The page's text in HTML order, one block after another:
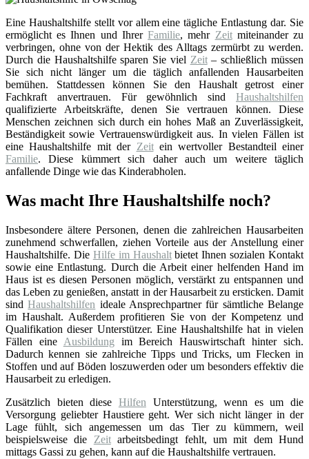
Eine Haushaltshilfe stellt vor allem eine tägliche Entlastung dar. Sie
ermöglicht es Ihnen und IhrerFamilie, mehr Zeitmiteinander zu
verbringen, ohne von der Hektik des Alltags zermürbt zu werden.
Durch die Haushaltshilfe sparen Sie viel Zeit– schließlich müssen
Sie sich nicht länger um die täglich anfallenden Hausarbeiten
bemühen. Stattdessen können Sie den Haushalt getrost einer
Fachkraft anvertrauen. Für gewöhnlich sind Haushaltshilfen
qualifizierte Arbeitskräfte, denen Sie vertrauen können. Diese
Menschen zeichnen sich durch ein hohes Maß an Zuverlässigkeit,
Beständigkeit sowie Vertrauenswürdigkeit aus. In vielen Fällen ist
eine Haushaltshilfe mit der Zeitein wertvoller Bestandteil einer
Familie. Diese kümmert sich daher auch um weitere täglich
anfallende Dinge wie das Kinderabholen.
Was macht Ihre Haushaltshilfe noch?
Insbesondere ältere Personen, denen die zahlreichen Hausarbeiten
zunehmend schwerfallen, ziehen Vorteile aus der Anstellung einer
Haushaltshilfe. Die Hilfe im Haushaltbietet Ihnen sozialen Kontakt
sowie eine Entlastung. Durch die Arbeit einer helfenden Hand im
Haus ist es diesen Personen möglich, verstärkt zu entspannen und
das Leben zu genießen, anstatt in der Hausarbeit zu ersticken. Damit
sindHaushaltshilfen ideale Ansprechpartner für sämtliche Belange
im Haushalt. Außerdem profitieren Sie von der Kompetenz und
Qualifikation dieser Unterstützer. Eine Haushaltshilfe hat in vielen
Fällen eine Ausbildung im Bereich Hauswirtschaft hinter sich.
Dadurch kennen sie zahlreiche Tipps und Tricks, um Flecken in
Stoffen und auf Böden loszuwerden oder um besonders effektiv die
Hausarbeit zu erledigen.
Zusätzlich bieten diese Hilfen Unterstützung, wenn es um die
Versorgung geliebter Haustiere geht. Wer sich nicht länger in der
Lage fühlt, sich angemessen um das Tier zu kümmern, weil
beispielsweise die Zeitarbeitsbedingt fehlt, um mit dem Hund
mittags Gassi zu gehen, kann auf die Haushaltshilfe vertrauen.